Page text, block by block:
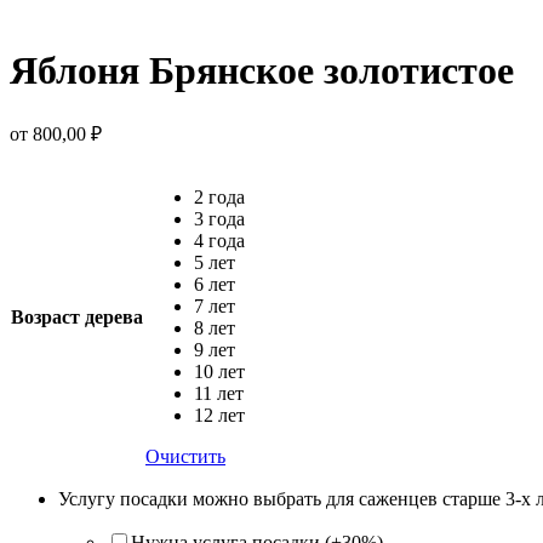
Яблоня Брянское золотистое
от 800,00 ₽
Возраст дерева
2 года
3 года
4 года
5 лет
6 лет
7 лет
8 лет
9 лет
10 лет
11 лет
12 лет
Очистить
Услугу посадки можно выбрать для саженцев старше 3-х